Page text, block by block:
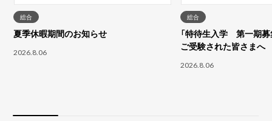
総合
夏季休暇期間のお知らせ
2026.8.06
総合
「特待生入学 第一期募
ご受験された皆さまへ
2026.8.06